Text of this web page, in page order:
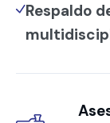
Respaldo